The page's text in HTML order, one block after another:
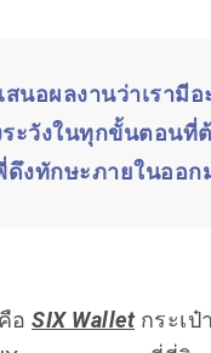
สนอผลงานว่าเรามี
ะวังในทุกขั้นตอน
งทักษะภายในออก
อ SIX Walletกระเป๋